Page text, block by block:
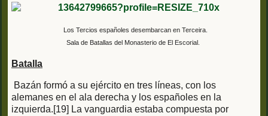
Los Tercios españoles desembarcan en Terceira.
Sala de Batallas del Monasterio de El Escorial.
Batalla
Bazán formó a su ejército en tres líneas, con los
alemanes en el ala derecha y los españoles en la
izquierda.[19] La vanguardia estaba compuesta por